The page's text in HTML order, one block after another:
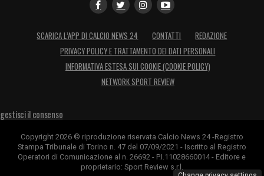
SCARICA L’APP DI CALCIO NEWS 24 CONTATTI
REDAZIONE
PRIVACY POLICY E TRATTAMENTO DEI DATI PERSONALI
INFORMATIVA ESTESA SUI COOKIE (COOKIE POLICY)
NETWORK SPORT REVIEW
gestisci il consenso
Copyright 2026 © riproduzione riservata Calcio News 24 -Registro
Stampa Tribunale di Torino n. 47 del 07/09/2021 - Iscritto al Registro
Operatori di Comunicazione al n. 26692 - P.I.11028660014 - Editore e
proprietario: Sport Review s.r.l.